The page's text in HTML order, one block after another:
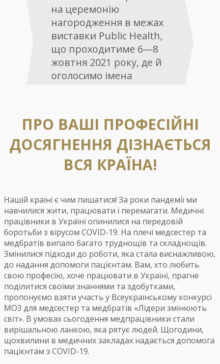
на церемонію
нагородження в межах
виставки Public Health,
що проходитиме 6—8
жовтня 2021 року, де й
оголосимо імена
ПРО ВАШІ ПРОФЕСІЙНІ
ДОСЯГНЕННЯ ДІЗНАЄТЬСЯ
ВСЯ КРАЇНА!
Нашій країні є чим пишатися! За роки пандемії ми
навчилися жити, працювати і перемагати. Медичні
працівники в Україні опинилися на передовій
боротьби з вірусом COVID-19. На плечі медсестер та
медбратів випало багато труднощів та складнощів.
Змінилися підходи до роботи, яка стала виснажливою,
до надання допомоги пацієнтам. Вам, хто любить
свою професію, хоче працювати в Україні, прагне
поділитися своїми знаннями та здобутками,
пропонуємо взяти участь у Всеукраїнському конкурсі
МОЗ для медсестер та медбратів «Лідери змінюють
світ». В умовах сьогодення медпрацівники стали
вирішальною ланкою, яка рятує людей. Щогодини,
щохвилини в медичних закладах надається допомога
пацієнтам з COVID-19.